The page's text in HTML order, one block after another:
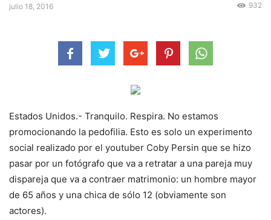
julio 18, 2016 932
Estados Unidos.- Tranquilo. Respira. No estamos
promocionando la pedofilia. Esto es solo un experimento
social realizado por el youtuber Coby Persin que se hizo
pasar por un fotógrafo que va a retratar a una pareja muy
dispareja que va a contraer matrimonio: un hombre mayor
de 65 años y una chica de sólo 12 (obviamente son
actores).